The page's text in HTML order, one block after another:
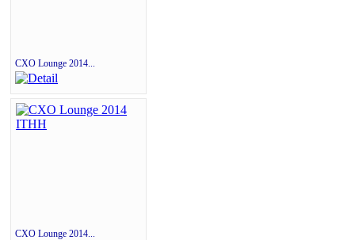
CXO Lounge 2014...
CXO Lounge 2014...